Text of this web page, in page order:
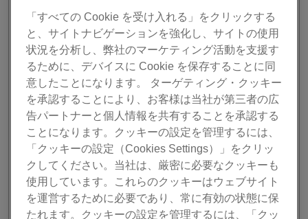
インテリジェントプレイリストの楽曲のメモリー
キューをホットキューに変換できない問題を修正
EXPORTモードの2 PLAYERモードで、調整した
拍位置が保存されないことがある問題を修正
[選択した楽曲ファイルを同期]を選択し、かつ[コ
レクションのAuto Upload]が有効の場合、Cloud
Library Syncで楽曲がダウンロードできない問題
を修正
デバイスライブラリとデバイスライブラリプラス
が有効の場合、SYNC MANAGERで同期するとエ
クスポートに時間がかかることがある問題を修正
Lighting機能で設定した色とは異なる色で灯体が光
ることがある問題を修正
Freeプランにて、CDJ-3000を接続した場合に
「すべての Cookie を受け入れる」をクリックする
と、サイトナビゲーションを強化し、サイトの使用
状況を分析し、弊社のマーケティング活動を支援す
るために、デバイスに Cookie を保存することに同
意したことになります。 ターゲティング・クッキー
を承認することにより、お客様は当社が第三者の広
告パートナーと個人情報を共有することを承認する
ことになります。クッキーの設定を管理するには、
「クッキーの設定（Cookies Settings）」をクリッ
クしてください。当社は、厳密に必要なクッキーも
使用しています。これらのクッキーはウェブサイト
を運営するために必要であり、常に有効の状態に保
たれます。クッキーの設定を管理するには、「クッ